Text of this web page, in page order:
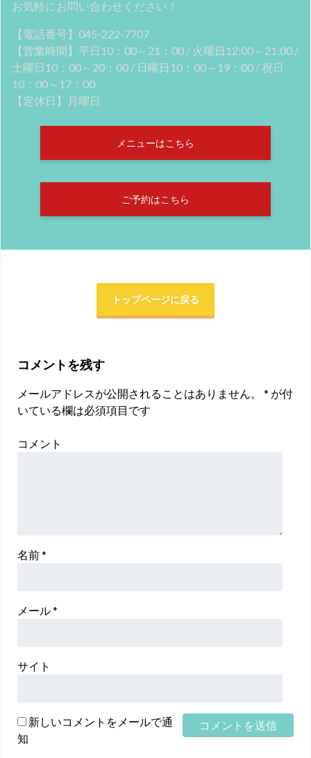
お気軽にお問い合わせください！
【電話番号】045-222-7707
【営業時間】平日10：00～21：00 / 火曜日12:00～21:00 /
土曜日10：00～20：00 / 日曜日10：00～19：00 / 祝日
10：00～17：00
【定休日】月曜日
メニューはこちら
ご予約はこちら
トップページに戻る
コメントを残す
メールアドレスが公開されることはありません。 * が付
いている欄は必須項目です
コメント
名前*
メール*
サイト
新しいコメントをメールで通
知